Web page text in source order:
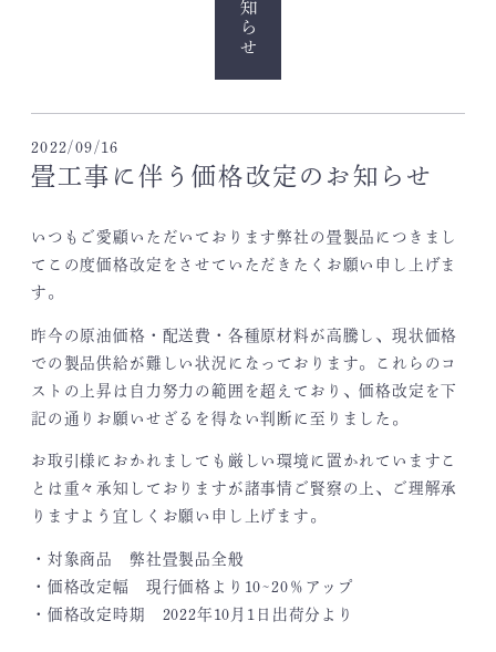
お知らせ
2022/09/16
畳工事に伴う価格改定のお知らせ
いつもご愛顧いただいております弊社の畳製品につきまし
てこの度価格改定をさせていただきたくお願い申し上げま
す。
昨今の原油価格・配送費・各種原材料が高騰し、現状価格
での製品供給が難しい状況になっております。これらのコ
ストの上昇は自力努力の範囲を超えており、価格改定を下
記の通りお願いせざるを得ない判断に至りました。
お取引様におかれましても厳しい環境に置かれていますこ
とは重々承知しておりますが諸事情ご賢察の上、ご理解承
りますよう宜しくお願い申し上げます。
・対象商品 弊社畳製品全般
・価格改定幅 現行価格より10~20％アップ
・価格改定時期 2022年10月1日出荷分より